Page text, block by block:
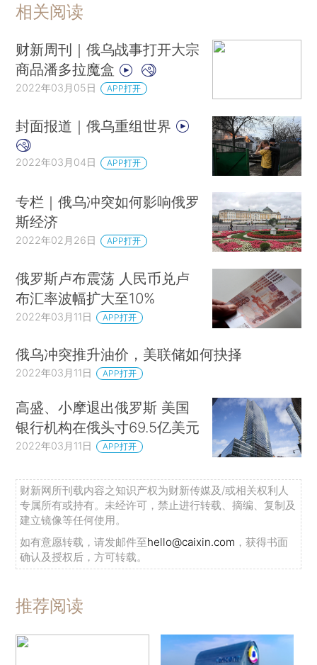
相关阅读
财新周刊｜俄乌战事打开大宗
商品潘多拉魔盒
2022年03月05日 APP打开
封面报道｜俄乌重组世界
2022年03月04日 APP打开
专栏｜俄乌冲突如何影响俄罗
斯经济
2022年02月26日 APP打开
俄罗斯卢布震荡 人民币兑卢
布汇率波幅扩大至10%
2022年03月11日 APP打开
俄乌冲突推升油价，美联储如何抉择
2022年03月11日 APP打开
高盛、小摩退出俄罗斯 美国
银行机构在俄头寸69.5亿美元
2022年03月11日 APP打开
财新网所刊载内容之知识产权为财新传媒及/或相关权利人
专属所有或持有。未经许可，禁止进行转载、摘编、复制及
建立镜像等任何使用。
如有意愿转载，请发邮件至hello@caixin.com ，获得书面
确认及授权后，方可转载。
推荐阅读